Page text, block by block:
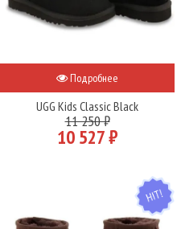
Подробнее
UGG Kids Classic Black
11 250 ₽
10 527 ₽
HIT